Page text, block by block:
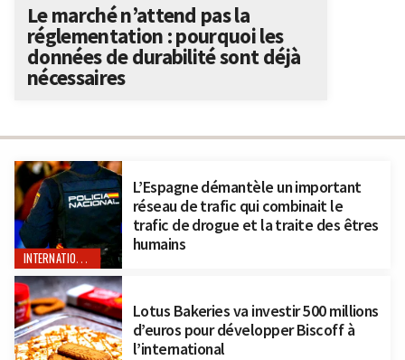
INTERNATIONAL
L’Espagne démantèle un important
réseau de trafic qui combinait le
trafic de drogue et la traite des êtres
humains
Lotus Bakeries va investir 500 millions
d’euros pour développer Biscoff à
l’international
Le marché n’attend pas la
réglementation : pourquoi les
données de durabilité sont déjà
nécessaires